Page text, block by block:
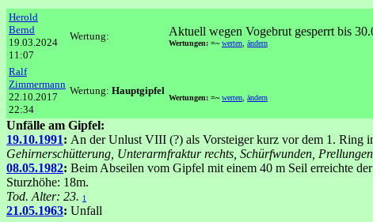
Herold
Bernd
19.03.2024
11:07
Wertung: Aktuell wegen Vogebrut gesperrt bis
Wertungen: =~ werten, ändern
Ralf
Zimmermann
22.10.2017
22:34
Wertung: Hauptgipfel
Wertungen: =~ werten, ändern
Unfälle am Gipfel:
19.10.1991: An der Unlust VIII (?) als Vorsteiger kurz vor dem 1. Ring
Gehirnerschütterung, Unterarmfraktur rechts, Schürfwunden,
08.05.1982: Beim Abseilen vom Gipfel mit einem 40 m Seil erreichte
Sturzhöhe: 18m.
Tod. Alter: 23. 1
21.05.1963: Unfall